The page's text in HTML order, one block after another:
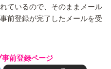
ているので、そのままメール
前登録が完了したメールを受
事前登録ページ